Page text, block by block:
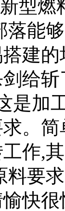
型燃
落能
建
给
是加
。
作,
料要
快